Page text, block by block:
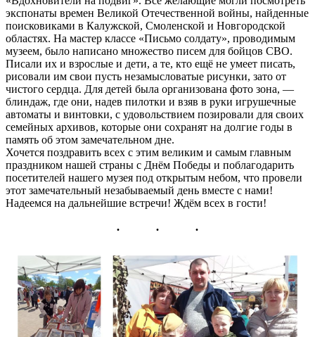
экспонаты времен Великой Отечественной войны, найденные
поисковиками в Калужской, Смоленской и Новгородской
областях. На мастер классе «Письмо солдату», проводимым
музеем, было написано множество писем для бойцов СВО.
Писали их и взрослые и дети, а те, кто ещё не умеет писать,
рисовали им свои пусть незамысловатые рисунки, зато от
чистого сердца. Для детей была организована фото зона, —
блиндаж, где они, надев пилотки и взяв в руки игрушечные
автоматы и винтовки, с удовольствием позировали для своих
семейных архивов, которые они сохранят на долгие годы в
память об этом замечательном дне.
Хочется поздравить всех с этим великим и самым главным
праздником нашей страны с Днём Победы и поблагодарить
посетителей нашего музея под открытым небом, что провели
этот замечательный незабываемый день вместе с нами!
Надеемся на дальнейшие встречи! Ждём всех в гости!